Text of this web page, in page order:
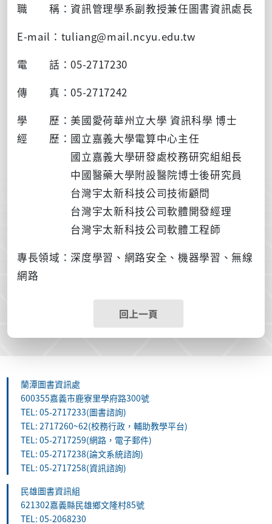
職 稱：資訊管理學系副教授兼任圖書資訊處長
E-mail：tuliang@mail.ncyu.edu.tw
電 話：05-2717230
傳 真：05-2717242
學 歷：美國愛荷華州立大學 資訊科學 博士
經 歷：國立嘉義大學電算中心主任
國立嘉義大學研發處校務研究組組長
中國醫藥大學附設醫院博士後研究員
台灣宇太新科技公司技術顧問
台灣宇太新科技公司軟體開發經理
台灣宇太新科技公司軟體工程師
專長領域：深度學習、網路安全、機器學習、無線
網路
回上一頁
蘭潭圖書資訊處
600355嘉義市鹿寮里學府路300號
TEL: 05-2717233(圖書諮詢)
TEL: 2717260~62(校務行政，輔助教學平台)
TEL: 05-2717259(網路，電子郵件)
TEL: 05-2717238(論文系統諮詢)
TEL: 05-2717258(資訊諮詢)
民雄圖書資訊組
621302嘉義縣民雄鄉文隆村85號
TEL: 05-2068230